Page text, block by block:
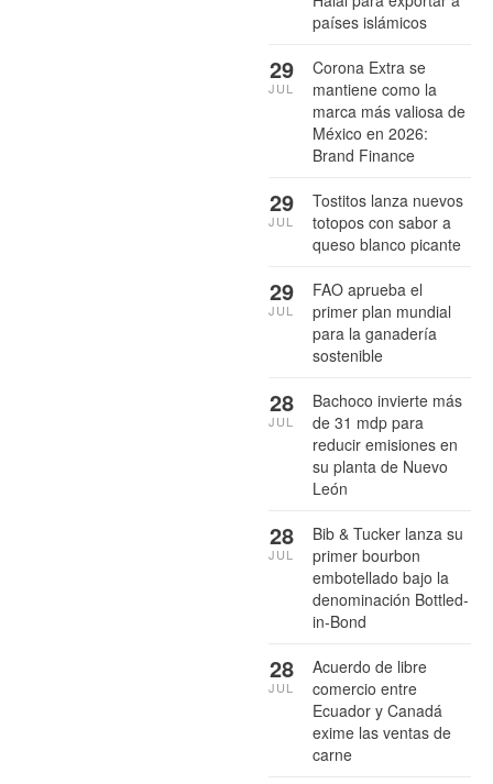
países islámicos
Corona Extra se
mantiene como la
marca más valiosa de
México en 2026:
Brand Finance
29
JUL
Tostitos lanza nuevos
totopos con sabor a
queso blanco picante
29
JUL
FAO aprueba el
primer plan mundial
para la ganadería
sostenible
29
JUL
Bachoco invierte más
de 31 mdp para
reducir emisiones en
su planta de Nuevo
León
28
JUL
Bib & Tucker lanza su
primer bourbon
embotellado bajo la
denominación Bottled-
in-Bond
28
JUL
Acuerdo de libre
comercio entre
Ecuador y Canadá
exime las ventas de
carne
28
JUL